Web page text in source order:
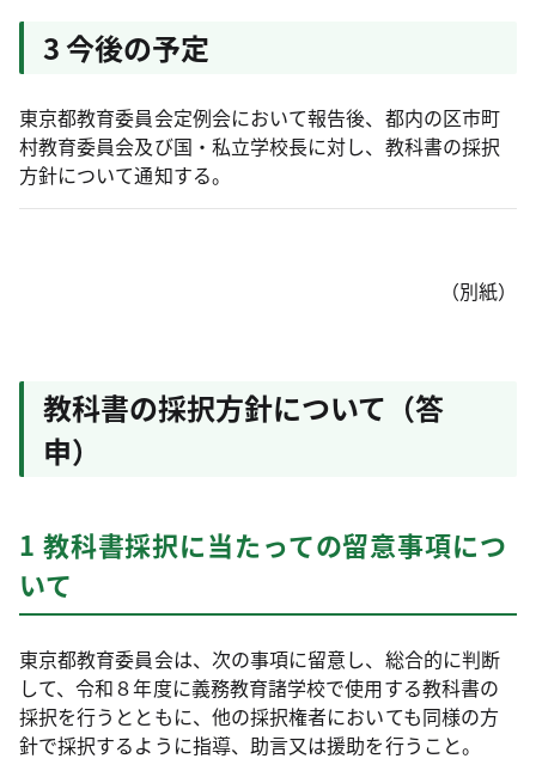
3 今後の予定
東京都教育委員会定例会において報告後、都内の区市町
村教育委員会及び国・私立学校長に対し、教科書の採択
方針について通知する。
（別紙）
教科書の採択方針について（答
申）
1 教科書採択に当たっての留意事項につ
いて
東京都教育委員会は、次の事項に留意し、総合的に判断
して、令和８年度に義務教育諸学校で使用する教科書の
採択を行うとともに、他の採択権者においても同様の方
針で採択するように指導、助言又は援助を行うこと。